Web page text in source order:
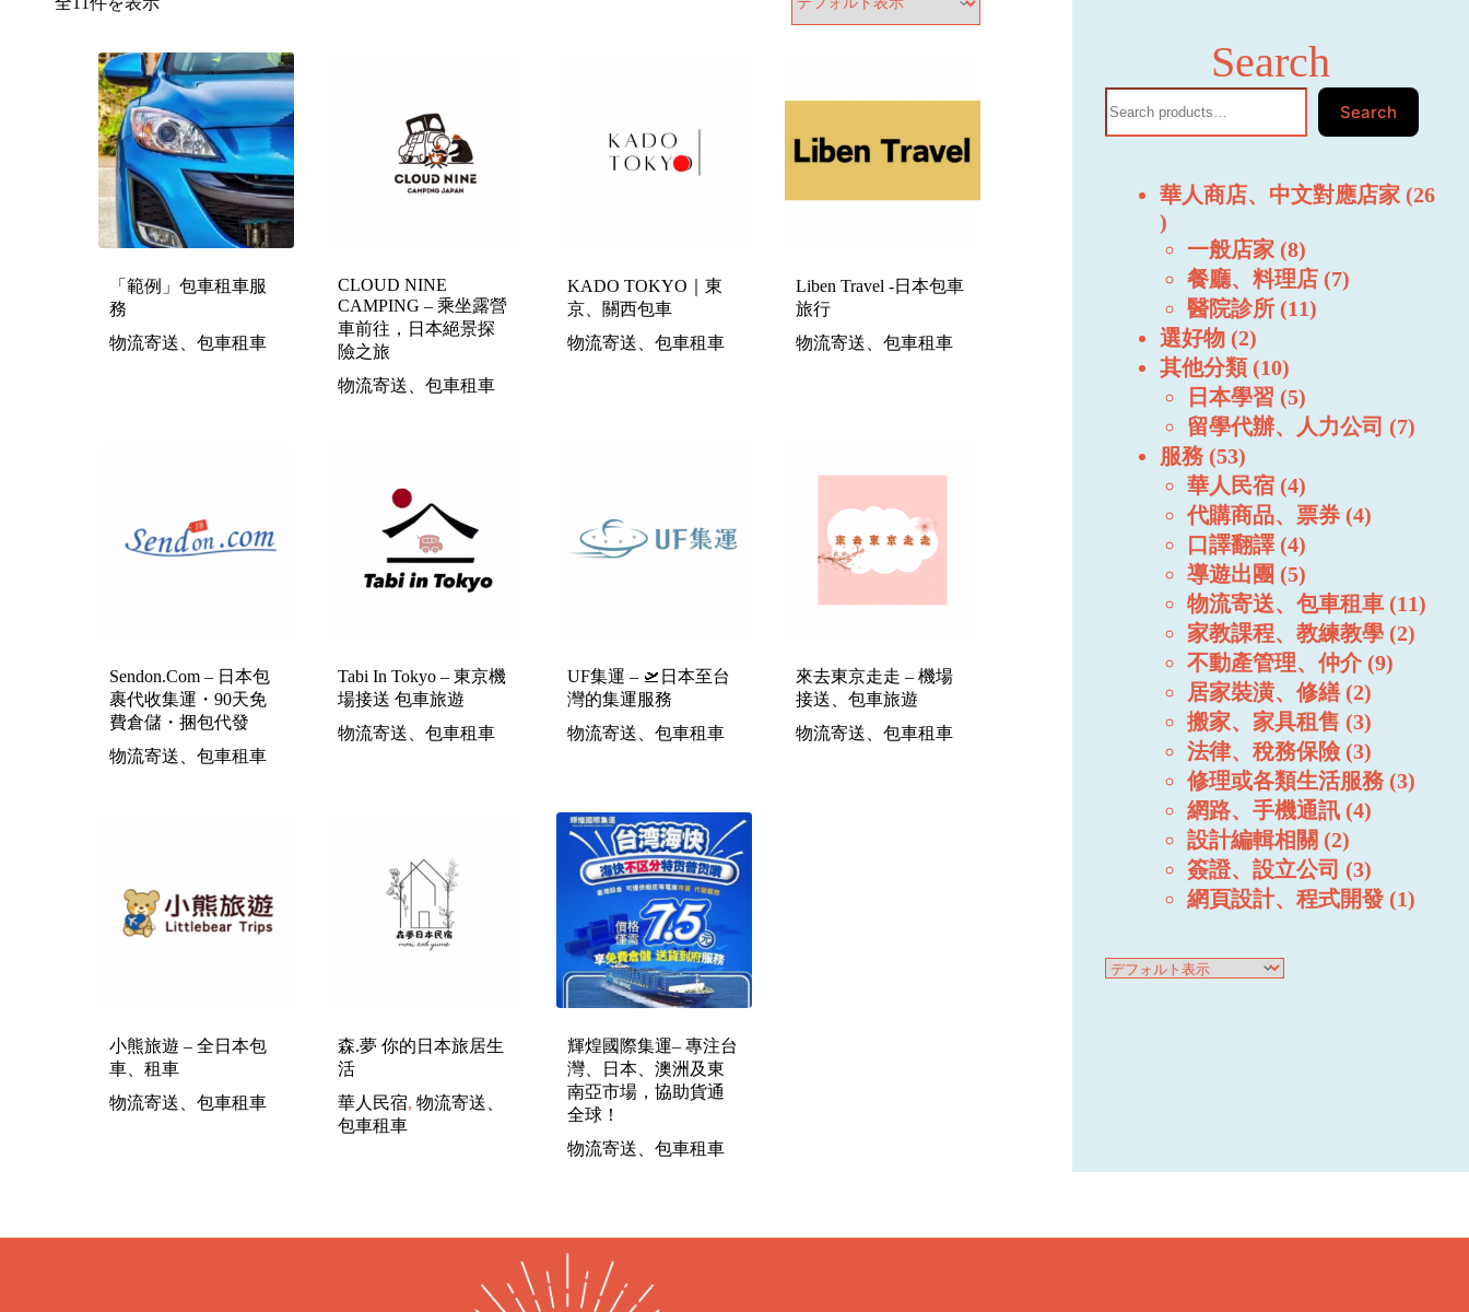
「範例」包車租車服
務
物流寄送、包車租車
CLOUD NINE
CAMPING – 乘坐露營
車前往，日本絕景探
險之旅
物流寄送、包車租車
KADO TOKYO｜東
京、關西包車
物流寄送、包車租車
Liben Travel -日本包車
旅行
物流寄送、包車租車
Sendon.com – 日本包
裹代收集運・90天免
費倉儲・捆包代發
物流寄送、包車租車
Tabi In Tokyo – 東京機
場接送 包車旅遊
物流寄送、包車租車
UF集運 – 🛫日本至台
灣的集運服務
物流寄送、包車租車
來去東京走走 – 機場
接送、包車旅遊
物流寄送、包車租車
小熊旅遊 – 全日本包
車、租車
物流寄送、包車租車
森.夢 你的日本旅居生
活
華人民宿,物流寄送、
包車租車
輝煌國際集運– 專注台
灣、日本、澳洲及東
南亞市場，協助貨通
全球！
物流寄送、包車租車
Search
Search
華人商店、中文對應店家 26
一般店家 8
餐廳、料理店 7
醫院診所 11
選好物 2
其他分類 10
日本學習 5
留學代辦、人力公司
7
服務 53
華人民宿 4
代購商品、票券 4
口譯翻譯 4
導遊出團
5
物流寄送、包車租車 11
家教課程、教練教學 2
不動產管理、仲介 9
居家裝潢、修繕 2
搬家、家具租售 3
法律、稅務保險 3
修理或各類生活服務 3
網路、手機通訊 4
設計編輯相關
2
簽證、設立公司
3
網頁設計、程式開發 1